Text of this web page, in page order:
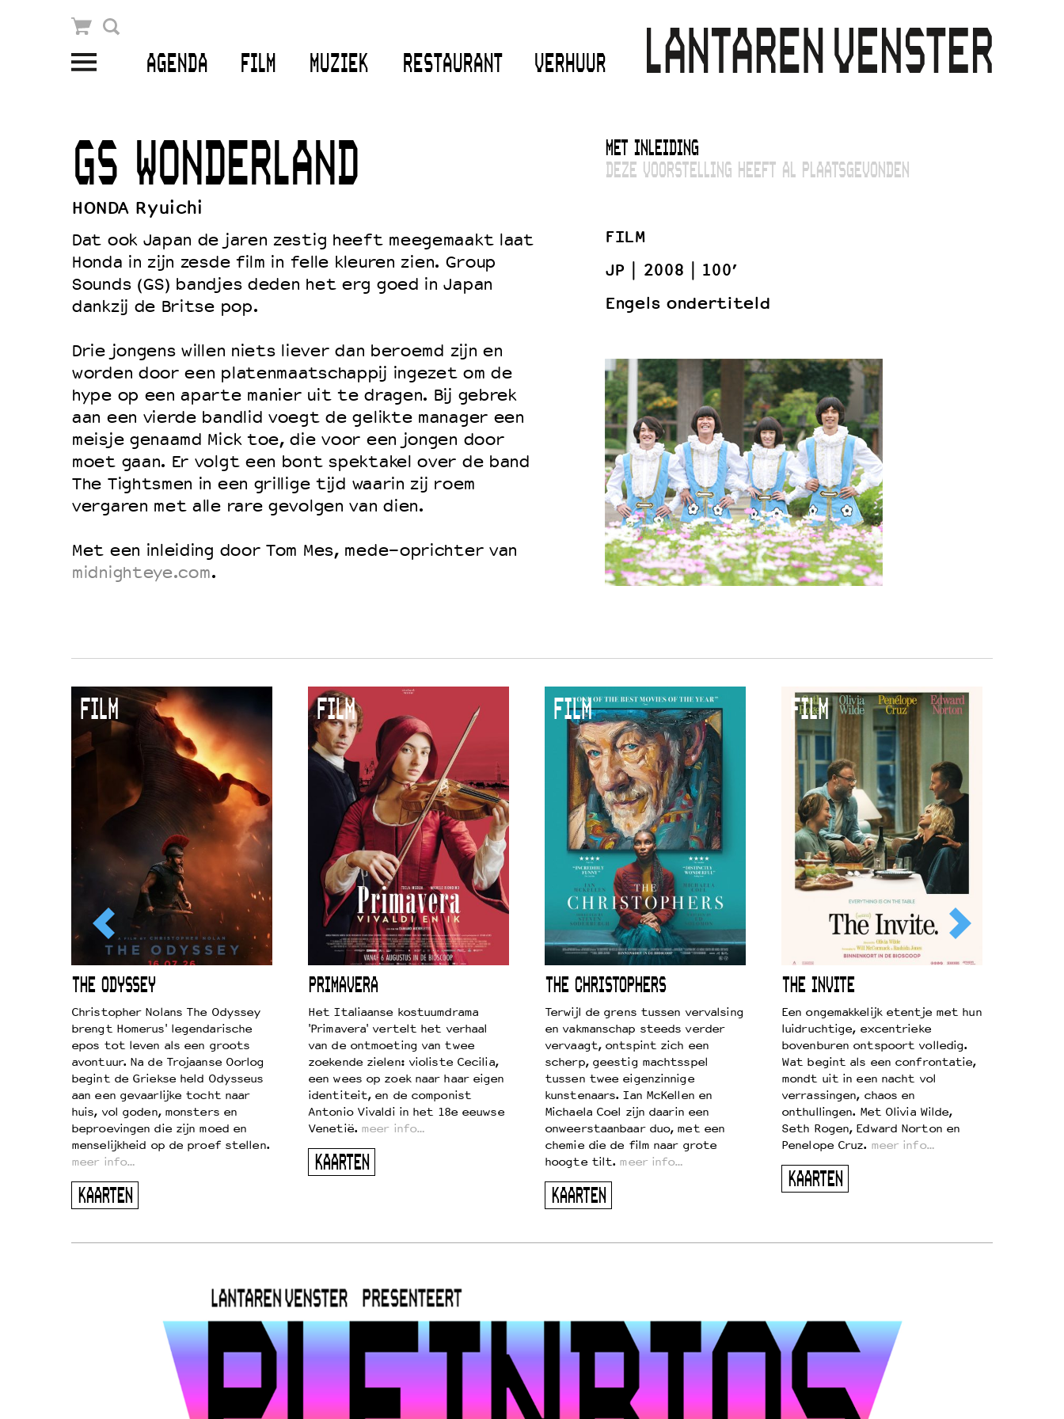
AGENDA FILM MUZIEK RESTAURANT VERHUUR
Winkelmandje
Openingstijden & contact
Bereikbaarheid
Kaartverkoop
EDUCATIE
Schoolvoorstellingen
Filmprogramma’s VO/MBO
Speciale educatieprogramma’s
OVER LANTARENVENSTER
Wat we doen
Werken bij
Word vriend
Integriteits- en gedragscode
Duurzaamheid
Culturele boycot Israël
Ruimte voor artistieke vrijheid – VNPF
GS WONDERLAND
HONDA Ryuichi
Dat ook Japan de jaren zestig heeft meegemaakt laat
Honda in zijn zesde film in felle kleuren zien. Group
Sounds (GS) bandjes deden het erg goed in Japan
dankzij de Britse pop.
Drie jongens willen niets liever dan beroemd zijn en
worden door een platenmaatschappij ingezet om de
hype op een aparte manier uit te dragen. Bij gebrek
aan een vierde bandlid voegt de gelikte manager een
meisje genaamd Mick toe, die voor een jongen door
moet gaan. Er volgt een bont spektakel over de band
The Tightsmen in een grillige tijd waarin zij roem
vergaren met alle rare gevolgen van dien.
Met een inleiding door Tom Mes, mede-oprichter van
midnighteye.com.
MET INLEIDING
DEZE VOORSTELLING HEEFT AL PLAATSGEVONDEN
FILM
JP
2008
100’
Engels ondertiteld
FILM
THE ODYSSEY
Christopher Nolans The Odyssey
brengt Homerus' legendarische
epos tot leven als een groots
avontuur. Na de Trojaanse Oorlog
begint de Griekse held Odysseus
aan een gevaarlijke tocht naar
huis, vol goden, monsters en
beproevingen die zijn moed en
menselijkheid op de proef stellen.
meer info…
KAARTEN
FILM
PRIMAVERA
Het Italiaanse kostuumdrama
'Primavera' vertelt het verhaal
van de ontmoeting van twee
zoekende zielen: violiste Cecilia,
een wees op zoek naar haar eigen
identiteit, en de componist
Antonio Vivaldi in het 18e eeuwse
Venetië. meer info…
KAARTEN
FILM
THE CHRISTOPHERS
Terwijl de grens tussen vervalsing
en vakmanschap steeds verder
vervaagt, ontspint zich een
scherp, geestig machtsspel
tussen twee eigenzinnige
kunstenaars. Ian McKellen en
Michaela Coel zijn daarin een
onweerstaanbaar duo, met een
chemie die de film naar grote
hoogte tilt. meer info…
KAARTEN
FILM
THE INVITE
Een ongemakkelijk etentje met hun
luidruchtige, excentrieke
bovenburen ontspoort volledig.
Wat begint als een confrontatie,
mondt uit in een nacht vol
verrassingen, chaos en
onthullingen. Met Olivia Wilde,
Seth Rogen, Edward Norton en
Penelope Cruz. meer info…
KAARTEN